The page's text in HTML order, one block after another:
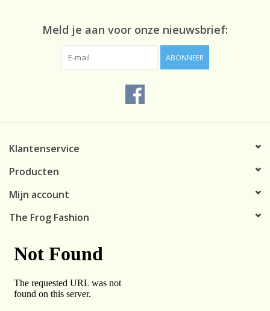
72% polyamid, 28% ea
Meld je aan voor onze nieuwsbrief:
ABONNEER
Klantenservice
Producten
Mijn account
The Frog Fashion